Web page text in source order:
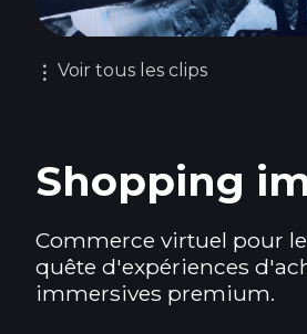
︙ Voir tous les clips
Shopping
Commerce virtuel pour
quête d'expériences
immersives premium.